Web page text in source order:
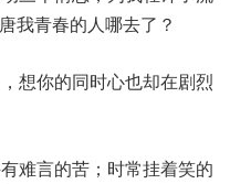
我青春的人哪去了？
想你的同时心也却在剧烈
难言的苦；时常挂着笑的